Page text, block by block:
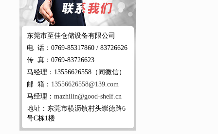
东莞市至佳仓储设备有限公司
电 话：0769-85317860 / 83726626
传 真：0769-83726623
马经理：13556626558（同微信）
邮 箱： 13556626558@139.com
马经理： mazhilin@good-shelf.cn
地址：东莞市横沥镇村头崇德路6
号C栋1楼